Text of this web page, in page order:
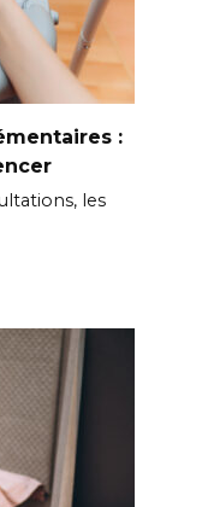
:
les